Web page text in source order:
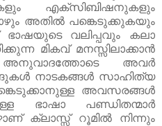
എക്സിബിഷനുകളും
അതിൽ പങ്കെടുക്കുകയും
വലിപ്പവും കലാ
മികവ് മനസ്സിലാക്കാൻ
അവർ
നാടകങ്ങൾ സാഹിത്യ
അവസരങ്ങൾ
ഭാഷാ പണ്ഡിതന്മാർ
ക്ലാസ്സ് റൂമിൽ നിന്നും